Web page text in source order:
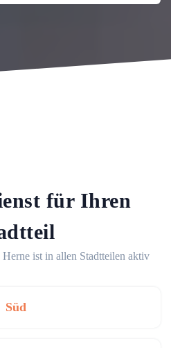
für Ihren
ist in allen Stadtteilen aktiv
Süd